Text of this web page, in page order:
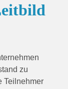
zu
Teilnehmer